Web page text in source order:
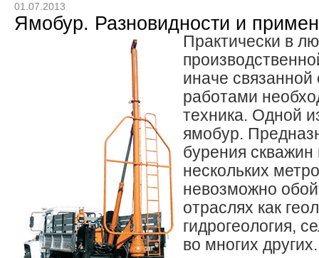
01.07.2013
Ямобур. Разновидности и
Практически в
иначе
работами
техника. Одной
ямобур.
бурения
нескольких
невозможно
отраслях как
гидрогеология,
во многих других.